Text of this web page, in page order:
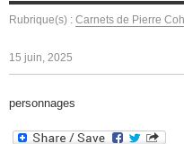
Rubrique(s) : Carnets de Pierre
15 juin, 2025
personnages